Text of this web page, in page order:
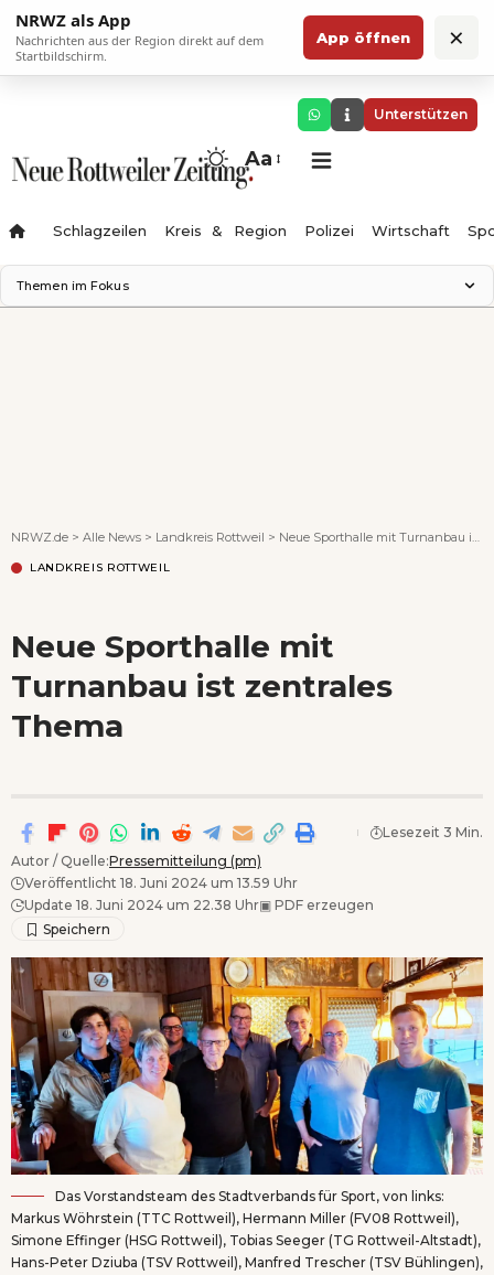
NRWZ als App
Nachrichten aus der Region direkt auf dem
Startbildschirm.
App öffnen ×
Unterstützen
Aa
Schlagzeilen Kreis & Region Polizei Wirtschaft
Themen im Fokus
NRWZ.de > Alle News > Landkreis Rottweil > Neue Sporthalle mit Turnanbau ist zentrales Thema
LANDKREIS ROTTWEIL
Neue Sporthalle mit
Turnanbau ist zentrales
Thema
Autor / Quelle:Pressemitteilung (pm)
Veröffentlicht 18. Juni 2024 um 13.59 Uhr
Update 18. Juni 2024 um 22.38 Uhr▣ PDF erzeugen
Lesezeit 3 Min.
Das Vorstandsteam des Stadtverbands für Sport, von links:
Markus Wöhrstein (TTC Rottweil), Hermann Miller (FV08 Rottweil),
Simone Effinger (HSG Rottweil), Tobias Seeger (TG Rottweil-Altstadt),
Hans-Peter Dziuba (TSV Rottweil), Manfred Trescher (TSV Bühlingen),